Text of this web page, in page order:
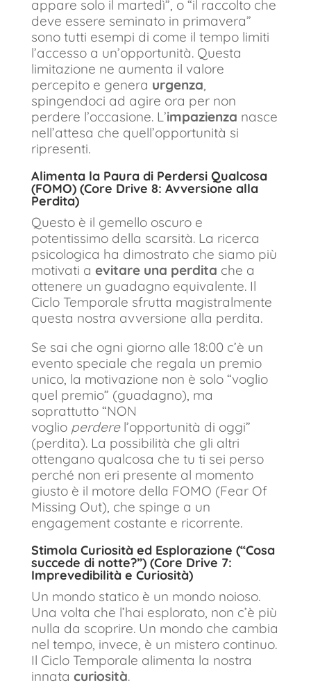
appare solo il martedì”, o “il raccolto che
deve essere seminato in primavera”
sono tutti esempi di come il tempo limiti
l’accesso a un’opportunità. Questa
limitazione ne aumenta il valore
percepito e genera urgenza
spingendoci ad agire ora per non
perdere l’occasione. L’impazienza nasce
nell’attesa che quell’opportunità si
ripresenti.
Alimenta la Paura di Perdersi Qualcosa
(FOMO) (Core Drive 8: Avversione alla
Perdita)
Questo è il gemello oscuro e
potentissimo della scarsità. La ricerca
psicologica ha dimostrato che siamo più
motivati a evitare una perdita che a
ottenere un guadagno equivalente. Il
Ciclo Temporale sfrutta magistralmente
questa nostra avversione alla perdita.
Se sai che ogni giorno alle 18:00 c’è un
evento speciale che regala un premio
unico, la motivazione non è solo “voglio
quel premio” (guadagno), ma
soprattutto “NON
voglio perderel’opportunità di oggi”
(perdita). La possibilità che gli altri
ottengano qualcosa che tu ti sei perso
perché non eri presente al momento
giusto è il motore della FOMO (Fear Of
Missing Out), che spinge a un
engagement costante e ricorrente.
Stimola Curiosità ed Esplorazione (“Cosa
succede di notte?”) (Core Drive 7:
Imprevedibilità e Curiosità)
Un mondo statico è un mondo noioso.
Una volta che l’hai esplorato, non c’è più
nulla da scoprire. Un mondo che cambia
nel tempo, invece, è un mistero continuo.
Il Ciclo Temporale alimenta la nostra
innata curiosità.